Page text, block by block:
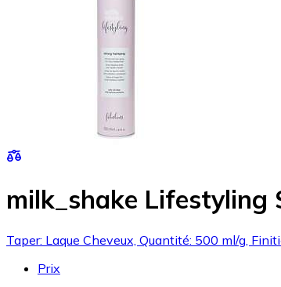
milk_shake Lifestyling
Taper: Laque Cheveux, Quantité: 500 ml/g,
Prix